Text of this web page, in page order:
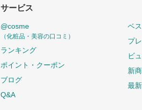
サービス
@cosme
（化粧品・美容の口コミ）
ランキング
ポイント・クーポン
ブログ
Q&A
ベ
プ
ビ
新
最